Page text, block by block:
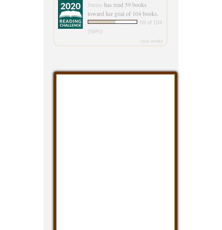
Janinehas read 59 books
toward her goal of 104 books.
59 of 104
(56%)
view books